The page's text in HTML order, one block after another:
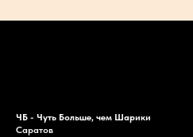
ЧБ - Чуть Больше, чем Шарики
Саратов